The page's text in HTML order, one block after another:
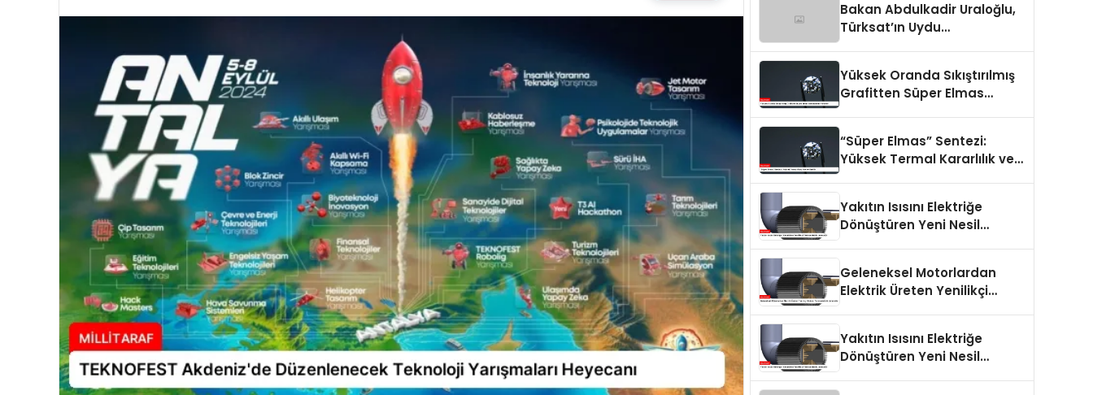
Bakan Abdulkadir Uraloğlu,
Türksat’ın Uydu
Yüksek Oranda Sıkıştırılmış
Grafitten Süper Elmas
“Süper Elmas” Sentezi:
Yüksek Termal Kararlılık ve
Yakıtın Isısını Elektriğe
Dönüştüren Yeni Nesil
Geleneksel Motorlardan
Elektrik Üreten Yenilikçi
Yakıtın Isısını Elektriğe
Dönüştüren Yeni Nesil